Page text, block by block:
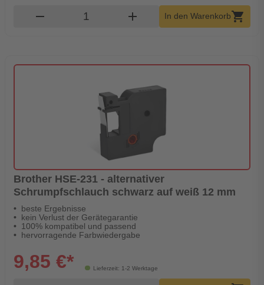
remove Produkt Warenkorb Menge
add In den Warenkorbshopping_cart
Brother HSE-231 - alternativer
Schrumpfschlauch schwarz auf weiß 12 mm
beste Ergebnisse
kein Verlust der Gerätegarantie
100% kompatibel und passend
hervorragende Farbwiedergabe
Lieferzeit: 1-2 Werktage
9,85 €*